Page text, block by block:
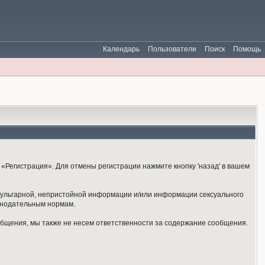
Помощь
Поиск
Пользователи
Календарь
Для отмены регистрации нажмите кнопку 'назад' в вашем
непристойной информации и/или информации сексуального
нормам.
мы также не несем ответственности за содержание сообщения.